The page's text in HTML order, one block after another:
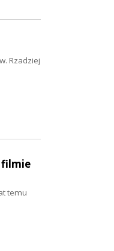
Rzadziej
filmie
temu